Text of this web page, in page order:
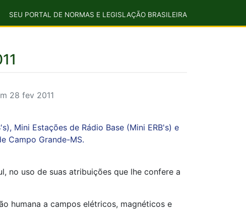
SEU PORTAL DE NORMAS E LEGISLAÇÃO BRASILEIRA
28 fev 2011
Mini Estações de Rádio Base (Mini ERB's) e
Campo Grande-MS.
no uso de suas atribuições que lhe confere a
humana a campos elétricos, magnéticos e